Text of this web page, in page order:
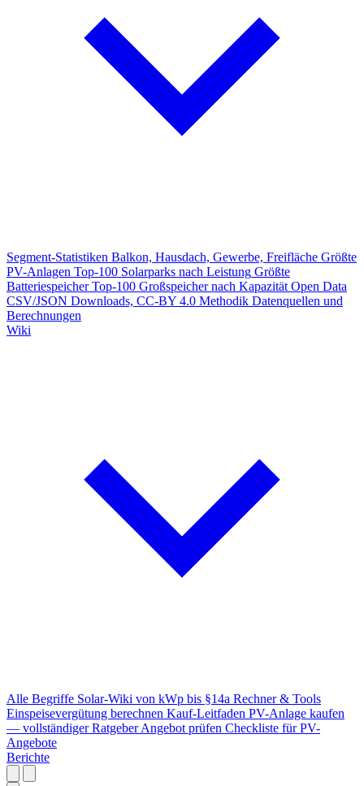
Segment-Statistiken Balkon, Hausdach, Gewerbe, Freifläche Größte
PV-Anlagen Top-100 Solarparks nach Leistung Größte
Batteriespeicher Top-100 Großspeicher nach Kapazität Open Data
CSV/JSON Downloads, CC-BY 4.0 Methodik Datenquellen und
Berechnungen
Wiki
Alle Begriffe Solar-Wiki von kWp bis §14a Rechner & Tools
Einspeisevergütung berechnen Kauf-Leitfaden PV-Anlage kaufen
— vollständiger Ratgeber Angebot prüfen Checkliste für PV-
Angebote
Berichte